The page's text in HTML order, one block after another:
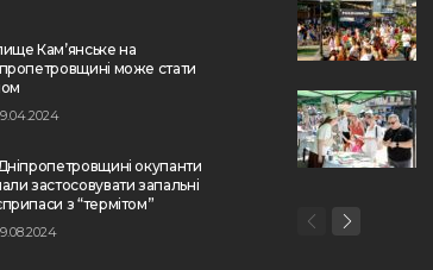
Кам’янське на
може стати
окупанти
застосовувати запальні
з “термітом”